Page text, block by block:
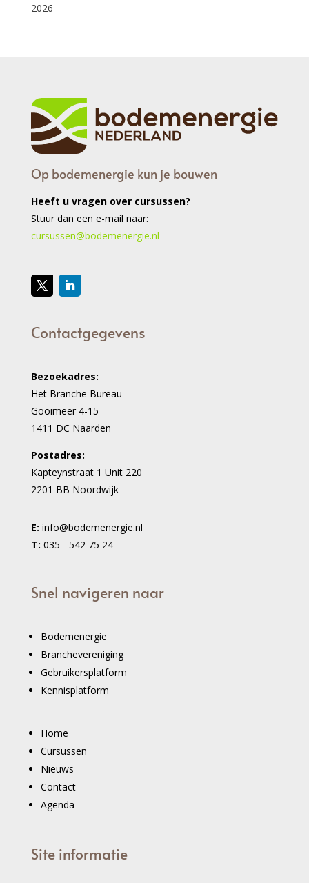
2026
Op bodemenergie kun je bouwen
Heeft u vragen over cursussen?
Stuur dan een e-mail naar:
cursussen@bodemenergie.nl
Contactgegevens
Bezoekadres:
Het Branche Bureau
Gooimeer 4-15
1411 DC Naarden
Postadres:
Kapteynstraat 1 Unit 220
2201 BB Noordwijk
E: info@bodemenergie.nl
T: 035 - 542 75 24
Snel navigeren naar
Bodemenergie
Branchevereniging
Gebruikersplatform
Kennisplatform
Home
Cursussen
Nieuws
Contact
Agenda
Site informatie